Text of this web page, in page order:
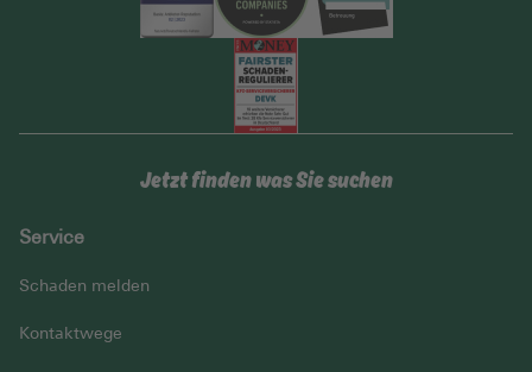
Jetzt finden was Sie suchen
Service
Schaden melden
Kontaktwege